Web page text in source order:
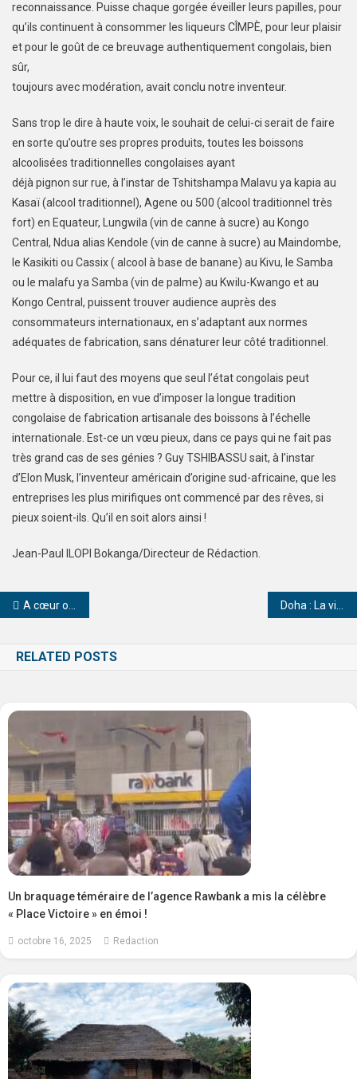
reconnaissance. Puisse chaque gorgée éveiller leurs papilles, pour
qu’ils continuent à consommer les liqueurs CÎMPÈ, pour leur plaisir
et pour le goût de ce breuvage authentiquement congolais, bien
sûr,
toujours avec modération, avait conclu notre inventeur.
Sans trop le dire à haute voix, le souhait de celui-ci serait de faire
en sorte qu’outre ses propres produits, toutes les boissons
alcoolisées traditionnelles congolaises ayant
déjà pignon sur rue, à l’instar de Tshitshampa Malavu ya kapia au
Kasaï (alcool traditionnel), Agene ou 500 (alcool traditionnel très
fort) en Equateur, Lungwila (vin de canne à sucre) au Kongo
Central, Ndua alias Kendole (vin de canne à sucre) au Maindombe,
le Kasikiti ou Cassix ( alcool à base de banane) au Kivu, le Samba
ou le malafu ya Samba (vin de palme) au Kwilu-Kwango et au
Kongo Central, puissent trouver audience auprès des
consommateurs internationaux, en s’adaptant aux normes
adéquates de fabrication, sans dénaturer leur côté traditionnel.
Pour ce, il lui faut des moyens que seul l’état congolais peut
mettre à disposition, en vue d’imposer la longue tradition
congolaise de fabrication artisanale des boissons à l’échelle
internationale. Est-ce un vœu pieux, dans ce pays qui ne fait pas
très grand cas de ses génies ? Guy TSHIBASSU sait, à l’instar
d’Elon Musk, l’inventeur américain d’origine sud-africaine, que les
entreprises les plus mirifiques ont commencé par des rêves, si
pieux soient-ils. Qu’il en soit alors ainsi !
Jean-Paul ILOPI Bokanga/Directeur de Rédaction.
A cœur ouvert avec Tiguy Elebe Montigiya, Écrivain et promoteur littéraire congolais XXL ! Doha : La victoire de la raison sur les tergiversations sujettes à caution.
RELATED POSTS
Un braquage téméraire de l’agence Rawbank a mis la célèbre
« Place Victoire » en émoi !
octobre 16, 2025 Redaction